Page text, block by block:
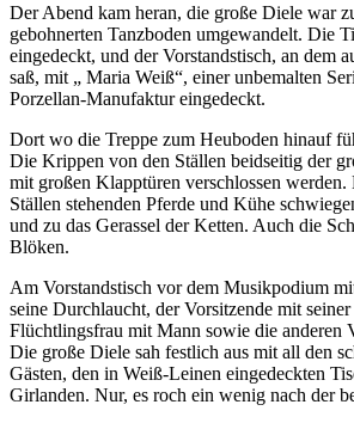
Der Abend kam heran, die große Diele war
gebohnerten Tanzboden umgewandelt. Die
eingedeckt, und der Vorstandstisch, an dem
saß, mit
Maria Weiß , einer unbemalten
Porzellan-Manufaktur eingedeckt.
Dort wo die Treppe zum Heuboden hinauf
Die Krippen von den Ställen beidseitig der
mit großen Klapptüren verschlossen werden.
Ställen stehenden Pferde und Kühe
und zu das Gerassel der Ketten. Auch die
Blöken.
Am Vorstandstisch vor dem Musikpodium
seine Durchlaucht, der Vorsitzende mit
Flüchtlingsfrau mit Mann sowie die anderen
Die große Diele sah festlich aus mit all den
Gästen, den in Weiß-Leinen eingedeckten
Girlanden. Nur, es roch ein wenig nach der